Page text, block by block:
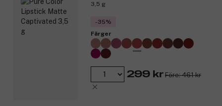
3,5 g
-35%
Färger
299 kr Före: 461 kr